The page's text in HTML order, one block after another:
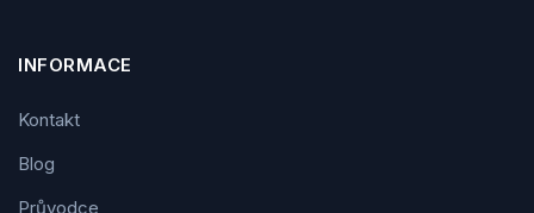
INFORMACE
Kontakt
Blog
Průvodce